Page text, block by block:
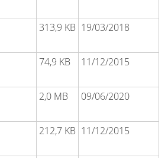
313,9 KB 19/03/2018
74,9 KB 11/12/2015
2,0 MB 09/06/2020
212,7 KB 11/12/2015